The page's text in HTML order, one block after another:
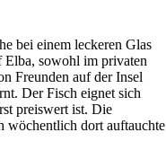
bei einem leckeren Glas
Elba, sowohl im privaten
Freunden auf der Insel
Der Fisch eignet sich
preiswert ist. Die
wöchentlich dort auftauchte